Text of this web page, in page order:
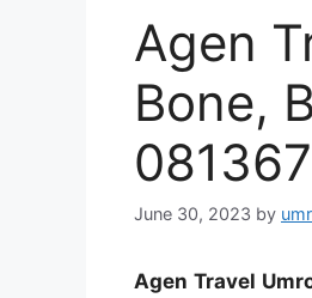
Agen
Bone,
June 30, 2023 by
Agen Travel